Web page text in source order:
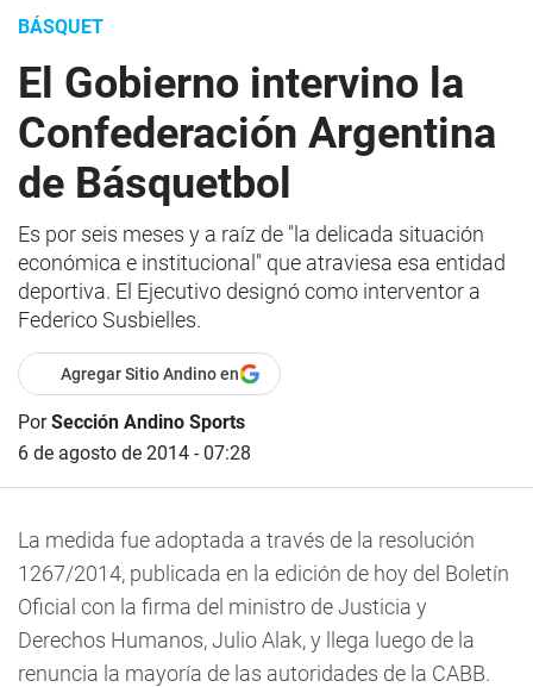
BÁSQUET
El Gobierno intervino la
Confederación Argentina
de Básquetbol
Es por seis meses y a raíz de "la delicada situación
económica e institucional" que atraviesa esa entidad
deportiva. El Ejecutivo designó como interventor a
Federico Susbielles.
Agregar Sitio Andino en
PorSección Andino Sports
6 de agosto de 2014 - 07:28
La medida fue adoptada a través de la resolución
1267/2014, publicada en la edición de hoy del Boletín
Oficial con la firma del ministro de Justicia y
Derechos Humanos, Julio Alak, y llega luego de la
renuncia la mayoría de las autoridades de la CABB.